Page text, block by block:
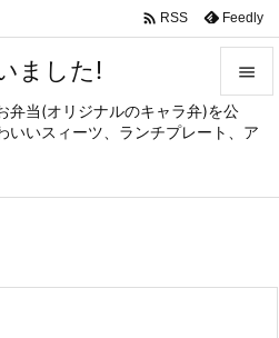
ました!
弁当(オリジナルのキャラ弁)を公
いいスィーツ、ランチプレート、ア


メニュ
サイド

 RSS Feedly